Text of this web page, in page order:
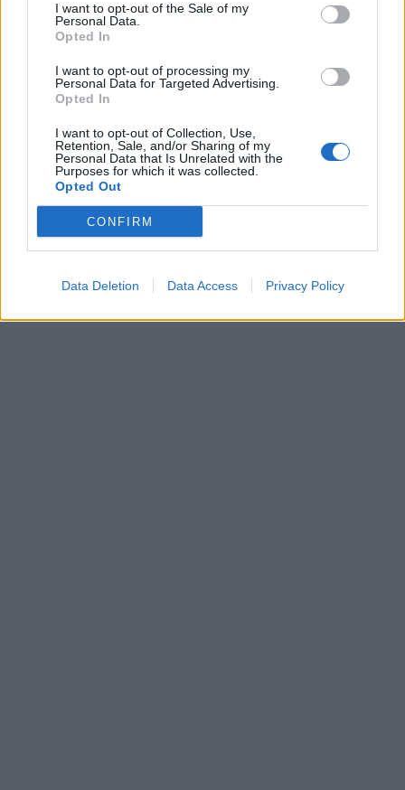
I want to opt-out of the Sale of my
Personal Data.
Opted In
I want to opt-out of processing my
Personal Data for Targeted Advertising.
Opted In
I want to opt-out of Collection, Use,
Retention, Sale, and/or Sharing of my
Personal Data that Is Unrelated with the
Purposes for which it was collected.
Opted Out
CONFIRM
Data Deletion Data Access Privacy Policy
poriadku . Prvá skúsenosť
Renata H.
Získajte viac informácií o Dermocentrum.sk